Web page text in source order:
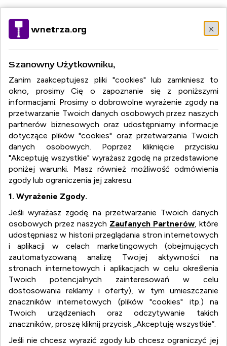
wnetrza.org x
Szanowny Użytkowniku,
Zanim zaakceptujesz pliki "cookies" lub zamkniesz to
okno, prosimy Cię o zapoznanie się z poniższymi
informacjami. Prosimy o dobrowolne wyrażenie zgody na
przetwarzanie Twoich danych osobowych przez naszych
partnerów biznesowych oraz udostępniamy informacje
dotyczące plików "cookies" oraz przetwarzania Twoich
danych osobowych. Poprzez kliknięcie przycisku
"Akceptuję wszystkie" wyrażasz zgodę na przedstawione
poniżej warunki. Masz również możliwość odmówienia
zgody lub ograniczenia jej zakresu.
1. Wyrażenie Zgody.
Jeśli wyrażasz zgodę na przetwarzanie Twoich danych
osobowych przez naszych Zaufanych Partnerów, które
udostępniasz w historii przeglądania stron internetowych
i aplikacji w celach marketingowych (obejmujących
zautomatyzowaną analizę Twojej aktywności na
stronach internetowych i aplikacjach w celu określenia
Twoich potencjalnych zainteresowań w celu
dostosowania reklamy i oferty), w tym umieszczanie
znaczników internetowych (plików "cookies" itp.) na
Twoich urządzeniach oraz odczytywanie takich
znaczników, proszę kliknij przycisk „Akceptuję wszystkie”.
Jeśli nie chcesz wyrazić zgody lub chcesz ograniczyć jej
PT
RO
wnetrza.org